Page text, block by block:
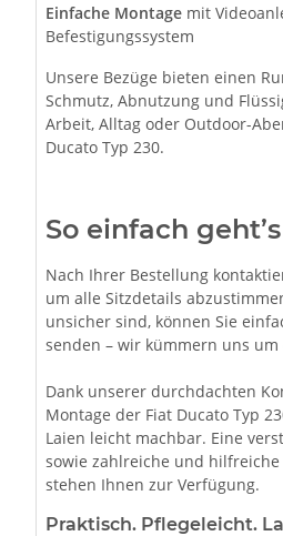
Einfache Montage mit
Befestigungssystem
Unsere Bezüge bieten einen
Schmutz, Abnutzung und
Arbeit, Alltag oder Outdoor-
Ducato Typ 230.
So einfach geht’s
Nach Ihrer Bestellung
um alle Sitzdetails
unsicher sind, können Sie
senden – wir kümmern uns um
Dank unserer durchdachten
Montage der Fiat Ducato Typ
Laien leicht machbar. Eine
sowie zahlreiche und hilfreiche
stehen Ihnen zur Verfügung.
Praktisch. Pflegeleicht.